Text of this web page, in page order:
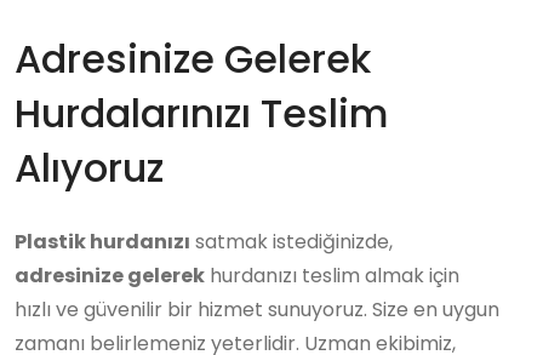
Adresinize Gelerek
Hurdalarınızı Teslim
Alıyoruz
Plastik hurdanızı satmak istediğinizde,
adresinize gelerek hurdanızı teslim almak için
hızlı ve güvenilir bir hizmet sunuyoruz. Size en uygun
zamanı belirlemeniz yeterlidir. Uzman ekibimiz,